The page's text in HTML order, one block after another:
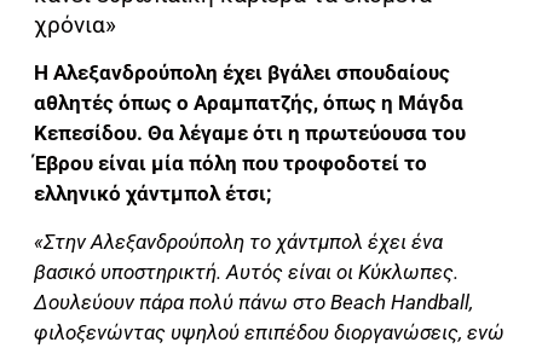
χρόνια»
Η Αλεξανδρούπολη έχει βγάλει σπουδαίους
αθλητές όπως ο Αραμπατζής, όπως η Μάγδα
Κεπεσίδου. Θα λέγαμε ότι η πρωτεύουσα του
Έβρου είναι μία πόλη που τροφοδοτεί το
ελληνικό χάντμπολ έτσι;
«Στην Αλεξανδρούπολη το χάντμπολ έχει ένα
βασικό υποστηρικτή. Αυτός είναι οι Κύκλωπες.
Δουλεύουν πάρα πολύ πάνω στο Beach Handball,
φιλοξενώντας υψηλού επιπέδου διοργανώσεις, ενώ